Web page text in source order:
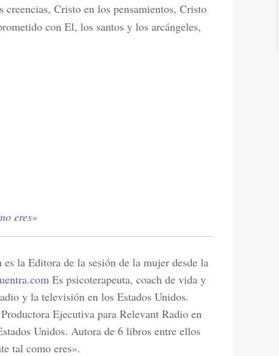
creencias, Cristo en los pensamientos, Cristo
con El, los santos y los arcángeles,
eres»
es la Editora de la sesión de la mujer desde la
Es psicoterapeuta, coach de vida y
y la televisión en los Estados Unidos.
Ejecutiva para Relevant Radio en
Unidos. Autora de 6 libros entre ellos
tal como eres».